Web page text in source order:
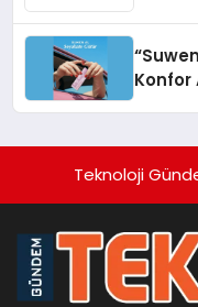
Konfor
Teknoloji